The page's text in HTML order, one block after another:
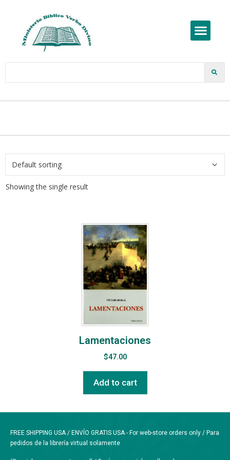
Showing the single result
Lamentaciones
$47.00
Add to cart
FREE SHIPPING USA / ENVÍO GRATIS USA - For web-store orders only / Para
pedidos de la librería virtual solamente